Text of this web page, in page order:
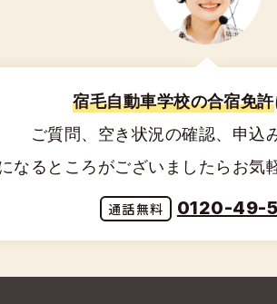
宿毛自動車学校の合宿免許
ご質問、空き状況の確認、申込
なるところがございましたらお気
0120-49-